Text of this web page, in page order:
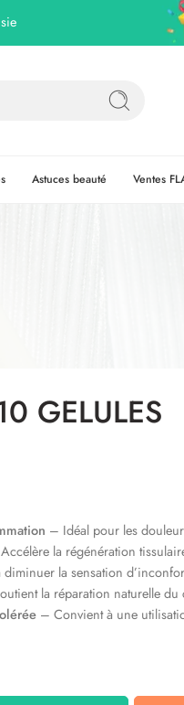
Astuces beauté Ventes
GELULES
– Idéal pour les
la régénération
la sensation
la réparation naturelle du
– Convient à une